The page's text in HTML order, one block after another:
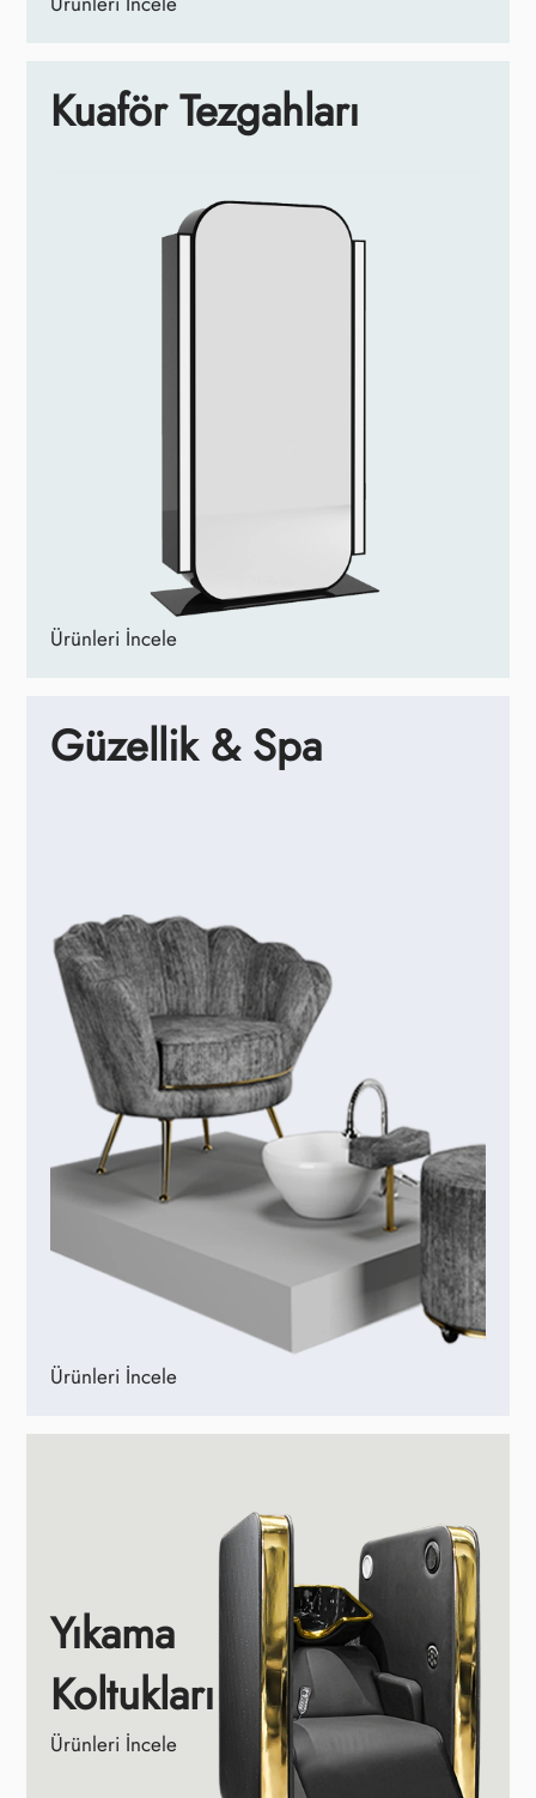
Kuaför Tezgahları
Ürünleri İncele
Güzellik & Spa
Ürünleri İncele
Yıkama
Koltukları
Ürünleri İncele